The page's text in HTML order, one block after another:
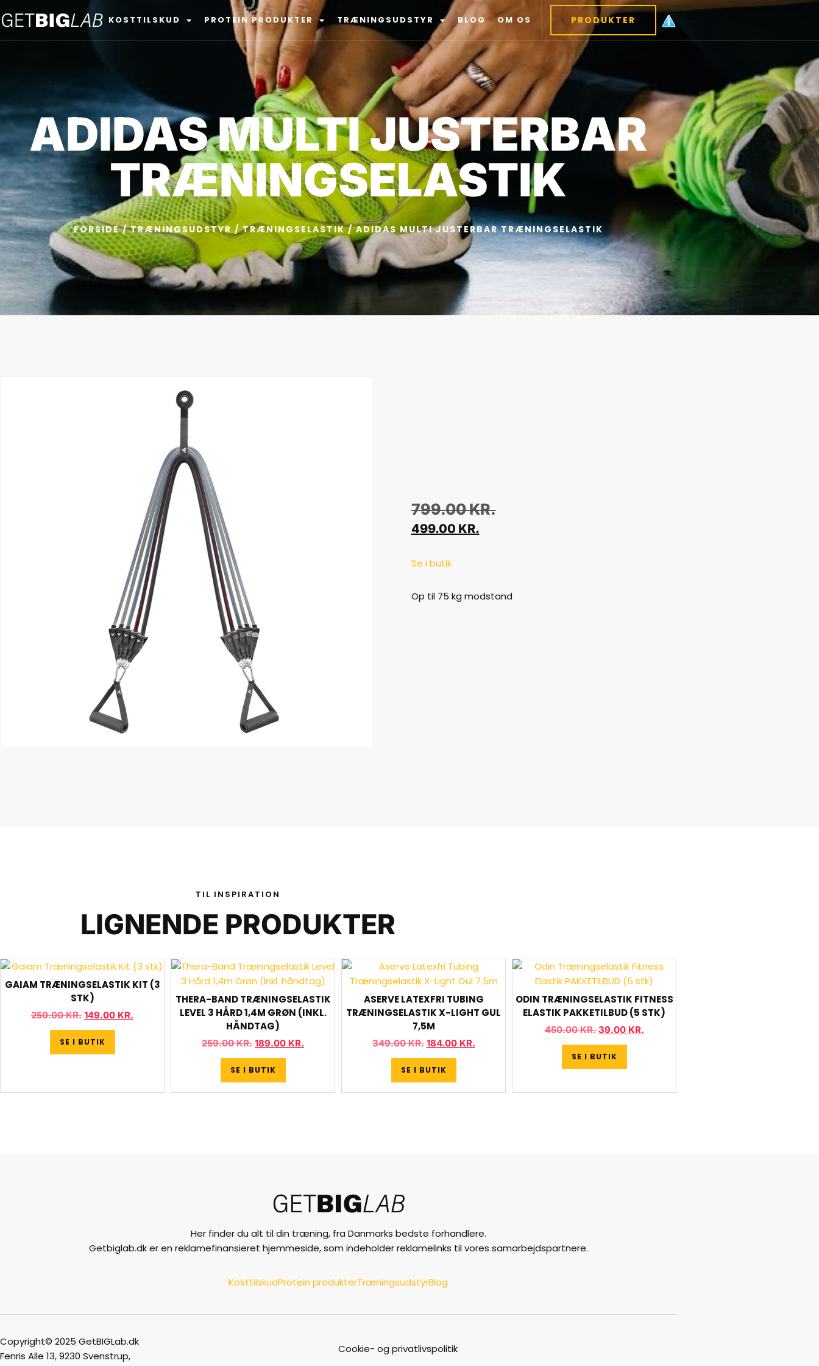
KOSTTILSKUD PROTEIN PRODUKTER TRÆNINGSUDSTYR BLOG OM OS PRODUKTER
ADIDAS MULTI JUSTERBAR
TRÆNINGSELASTIK
FORSIDE/TRÆNINGSUDSTYR/TRÆNINGSELASTIK/ ADIDAS MULTI JUSTERBAR TRÆNINGSELASTIK
799.00KR.
499.00 KR.
Se i butik
Op til 75 kg modstand
TIL INSPIRATION
LIGNENDE PRODUKTER
GAIAM TRÆNINGSELASTIK KIT (3
STK)
250.00KR. 149.00 KR.
SE I BUTIK
THERA-BAND TRÆNINGSELASTIK
LEVEL 3 HÅRD 1,4M GRØN (INKL.
HÅNDTAG)
259.00KR. 189.00 KR.
SE I BUTIK
ASERVE LATEXFRI TUBING
TRÆNINGSELASTIK X-LIGHT GUL
7,5M
349.00KR. 184.00 KR.
SE I BUTIK
ODIN TRÆNINGSELASTIK FITNESS
ELASTIK PAKKETILBUD (5 STK)
450.00KR. 39.00 KR.
SE I BUTIK
Her finder du alt til din træning, fra Danmarks bedste forhandlere.
Getbiglab.dk er en reklamefinansieret hjemmeside, som indeholder reklamelinks til vores samarbejdspartnere.
KosttilskudProtein produkterTræningsudstyrBlog
Copyright© 2025 GetBIGLab.dk
Fenris Alle 13, 9230 Svenstrup,
Cookie- og privatlivspolitik